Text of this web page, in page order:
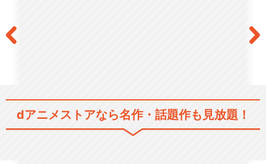
ハイキュー!! TO THE TOP
dアニメストアなら名作・話題作も見放題！